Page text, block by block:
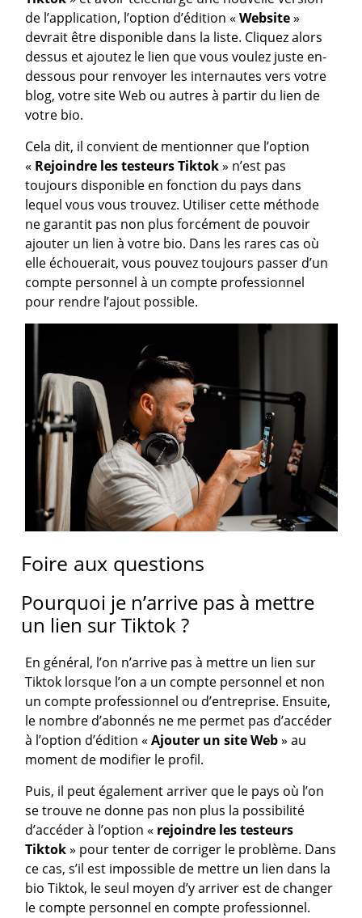
de l’application, l’option d’édition «Website»
devrait être disponible dans la liste. Cliquez alors
dessus et ajoutez le lien que vous voulez juste en-
dessous pour renvoyer les internautes vers votre
blog, votre site Web ou autres à partir du lien de
votre bio.
Cela dit, il convient de mentionner que l’option
« Rejoindre les testeurs Tiktok» n’est pas
toujours disponible en fonction du pays dans
lequel vous vous trouvez. Utiliser cette méthode
ne garantit pas non plus forcément de pouvoir
ajouter un lien à votre bio. Dans les rares cas où
elle échouerait, vous pouvez toujours passer d’un
compte personnel à un compte professionnel
pour rendre l’ajout possible.
Foire aux questions
Pourquoi je n’arrive pas à mettre
un lien sur Tiktok ?
En général, l’on n’arrive pas à mettre un lien sur
Tiktok lorsque l’on a un compte personnel et non
un compte professionnel ou d’entreprise. Ensuite,
le nombre d’abonnés ne me permet pas d’accéder
à l’option d’édition «Ajouter un site Web» au
moment de modifier le profil.
Puis, il peut également arriver que le pays où l’on
se trouve ne donne pas non plus la possibilité
d’accéder à l’option « rejoindre les testeurs
Tiktok» pour tenter de corriger le problème. Dans
ce cas, s’il est impossible de mettre un lien dans la
bio Tiktok, le seul moyen d’y arriver est de changer
le compte personnel en compte professionnel.